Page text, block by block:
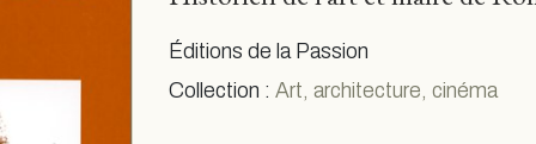
Éditions de la Passion
Collection : Art, architecture, cinéma